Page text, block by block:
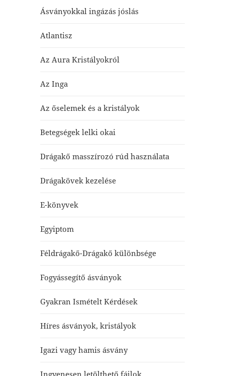
Ásványokkal ingázás jóslás
Atlantisz
Az Aura Kristályokról
Az Inga
Az őselemek és a kristályok
Betegségek lelki okai
Drágakő masszírozó rúd használata
Drágakövek kezelése
E-könyvek
Egyiptom
Féldrágakő-Drágakő különbsége
Fogyássegítő ásványok
Gyakran Ismételt Kérdések
Híres ásványok, kristályok
Igazi vagy hamis ásvány
Ingyenesen letölthető fájlok